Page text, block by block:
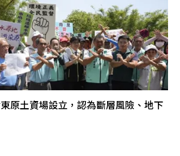
原土資場設立，認為斷層風險、地下